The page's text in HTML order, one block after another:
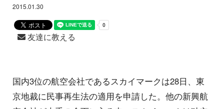
2015.01.30
友達に教える
国内3位の航空会社であるスカイマークは28日、東
京地裁に民事再生法の適用を申請した。他の新興航